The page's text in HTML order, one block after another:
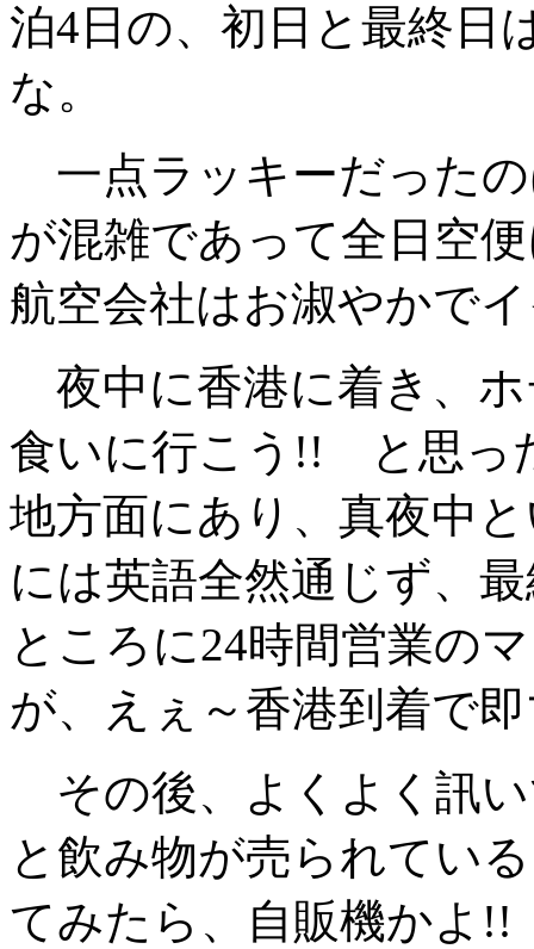
泊4日の、初日と最終日
な。
一点ラッキーだった
が混雑であって全日空
航空会社はお淑やかで
夜中に香港に着き、
食いに行こう!! と思っ
地方面にあり、真夜中
には英語全然通じず、
ところに24時間営業の
が、えぇ～香港到着で
その後、よくよく訊
と飲み物が売られてい
てみたら、自販機かよ